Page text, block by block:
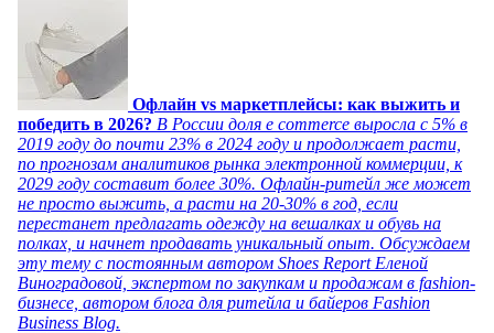
Офлайн vs маркетплейсы: как выжить и
победить в 2026? В России доля e commerce выросла с 5% в
2019 году до почти 23% в 2024 году и продолжает расти,
по прогнозам аналитиков рынка электронной коммерции, к
2029 году составит более 30%. Офлайн-ритейл же может
не просто выжить, а расти на 20-30% в год, если
перестанет предлагать одежду на вешалках и обувь на
полках, и начнет продавать уникальный опыт. Обсуждаем
эту тему с постоянным автором Shoes Report Еленой
Виноградовой, экспертом по закупкам и продажам в fashion-
бизнесе, автором блога для ритейла и байеров Fashion
Business Blog.